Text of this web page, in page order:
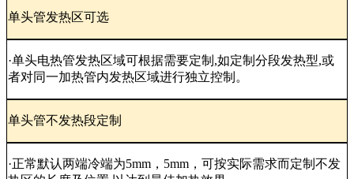
单头管发热区可选
·单头电热管发热区域可根据需要定制,如定制分段发热型,或
者对同一加热管内发热区域进行独立控制。
单头管不发热段定制
·正常默认两端冷端为5mm，5mm，可按实际需求而定制不发